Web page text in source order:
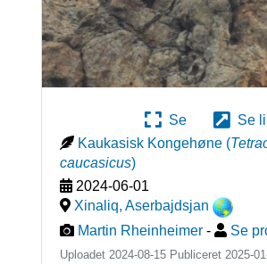
Se
Se
Kaukasisk Kongehøne (
caucasicus)
2024-06-01
Xinaliq, Aserbajdsjan
Martin Rheinheimer - Se
Uploadet 2024-08-15 Publiceret 2025-